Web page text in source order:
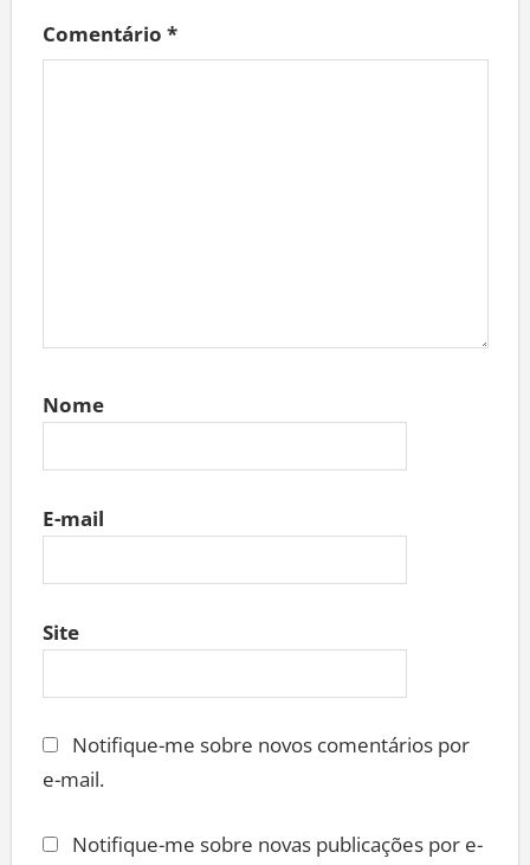
Comentário *
Nome
E-mail
Site
Notifique-me sobre novos comentários por
e-mail.
Notifique-me sobre novas publicações por e-